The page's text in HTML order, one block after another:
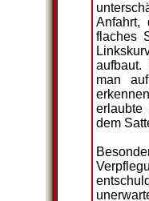
Anfahrt,
flaches
aufbaut.
man
dem